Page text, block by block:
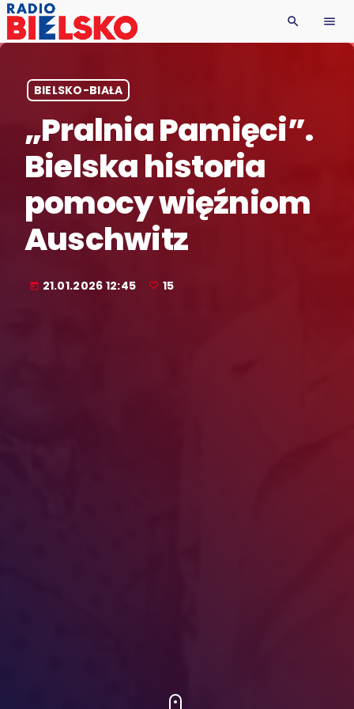
search menu
BIELSKO-BIAŁA
„Pralnia Pamięci”.
Bielska historia
pomocy więźniom
Auschwitz
today 21.01.2026 12:45 15